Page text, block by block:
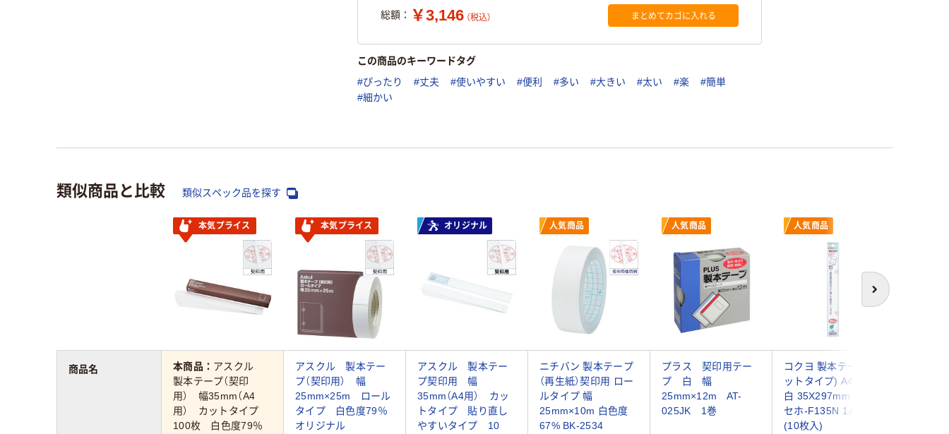
総額： ￥3,146 （税込） まとめてカゴに入れる
この商品のキーワードタグ
#ぴったり #丈夫 #使いやすい #便利 #多い #大きい #太い #楽
#簡単
#細かい
類似商品と比較 類似スペック品を探す
次へ
本気プライス 本気プライス オリジナル 人気商品 人気商品 人気商品
本商品： アスクル
製本テープ（契印
用） 幅35mm（A4
用） カットタイプ
100枚 白色度79％
アスクル 製本テー
プ（契印用） 幅
25mm×25m ロール
タイプ 白色度79％
オリジナル
アスクル 製本テー
プ契印用 幅
35mm（A4用） カッ
トタイプ 貼り直し
やすいタイプ 10
ニチバン 製本テープ
（再生紙）契印用 ロー
ルタイプ 幅
25mm×10m 白色度
67% BK-2534
プラス 契印用テー
プ 白 幅
25mm×12m AT-
025JK 1巻
コクヨ 製本テープ(カ
ットタイプ) A4判用
白 35X297mm 10枚
セホ-F135N 1パック
(10枚入)
商品名